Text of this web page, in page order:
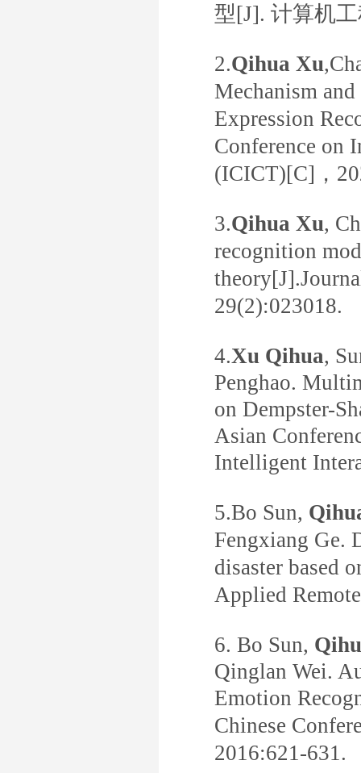
型[J]. 计算机
2.Qihua Xu
Mechanism
Expression
Conference on
(ICICT)[C]，
3.Qihua Xu,
recognition
theory[J].
29(2):023018.
4.Xu Qihua,
Penghao.
on Dempster-
Asian
Intelligent
5.Bo Sun,
Fengxiang Ge.
disasterbased
Applied
6. Bo Sun,
Qinglan Wei.
Emotion
Chinese
2016:621-631.